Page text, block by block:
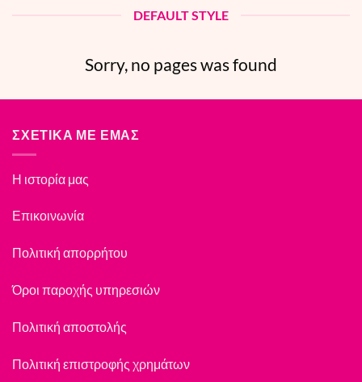
DEFAULT STYLE
Sorry, no pages was found
ΣΧΕΤΙΚΑ ΜΕ ΕΜΑΣ
Η ιστορία μας
Επικοινωνία
Πολιτική απορρήτου
Όροι παροχής υπηρεσιών
Πολιτική αποστολής
Πολιτική επιστροφής χρημάτων